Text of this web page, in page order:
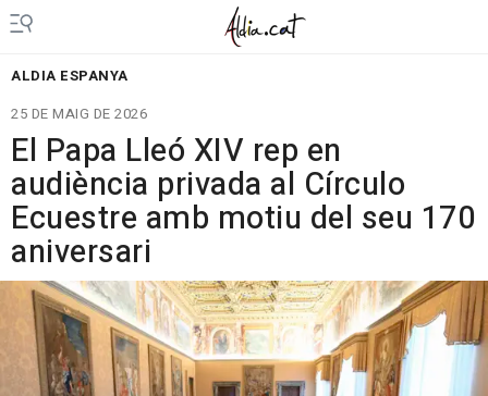
ALDIA ESPANYA
25 DE MAIG DE 2026
El Papa Lleó XIV rep en
audiència privada al Círculo
Ecuestre amb motiu del seu 170
aniversari